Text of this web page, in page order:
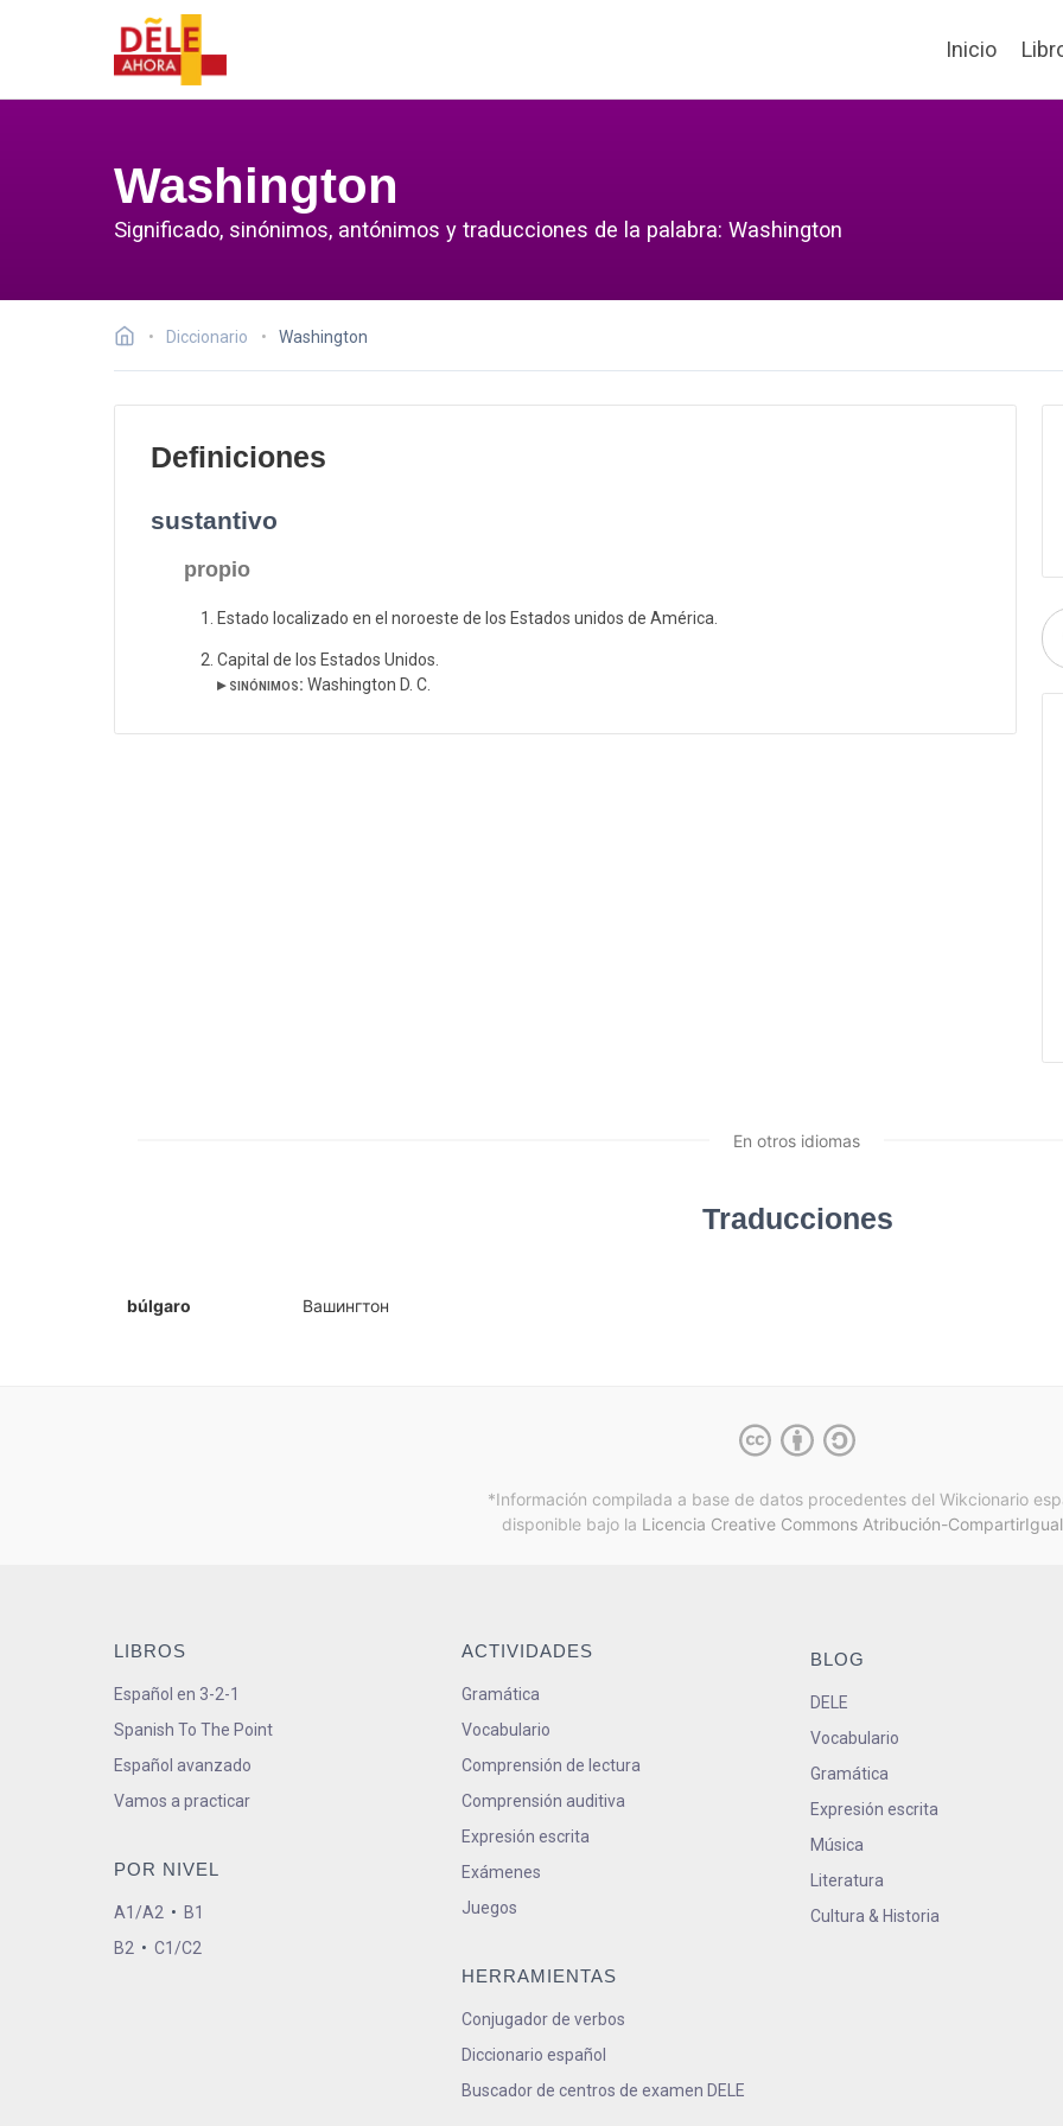
Inicio
Washington
Significado, sinónimos, antónimos y traducciones de la palabra: Washington
Diccionario Washington
Definiciones
sustantivo
propio
Estado localizado en el noroeste de los Estados unidos de América.
Capital de los Estados Unidos.
▸ sinónimos: Washington D. C.
En otros idiomas
Traducciones
búlgaro Вашингтон
*Información compilada a base de datos procedentes del Wikcionario
disponible bajo la Licencia Creative Commons Atribución-
LIBROS
Español en 3-2-1
Spanish To The Point
Español avanzado
Vamos a practicar
POR NIVEL
A1/A2 • B1
B2 • C1/C2
ACTIVIDADES
Gramática
Vocabulario
Comprensión de lectura
Comprensión auditiva
Expresión escrita
Exámenes
Juegos
HERRAMIENTAS
Conjugador de verbos
Diccionario español
Buscador de centros de examen DELE
BLOG
DELE
Vocabulario
Gramática
Expresión escrita
Música
Literatura
Cultura & Historia